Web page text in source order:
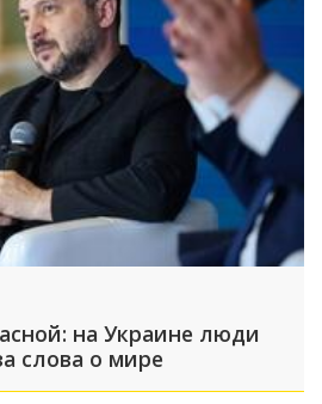
на Украине люди
слова о мире